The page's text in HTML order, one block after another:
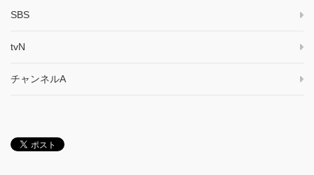
SBS
tvN
チャンネルA